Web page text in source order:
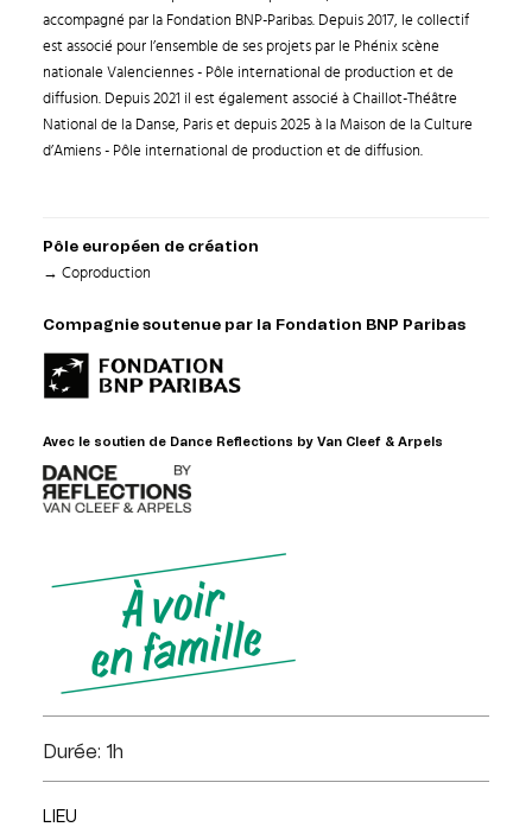
accompagné par la Fondation BNP-Paribas. Depuis 2017, le collectif
est associé pour l’ensemble de ses projets par le Phénix scène
nationale Valenciennes - Pôle international de production et de
diffusion. Depuis 2021 il est également associé à Chaillot-Théâtre
National de la Danse, Paris et depuis 2025 à la Maison de la Culture
d’Amiens - Pôle international de production et de diffusion.
Pôle européen de création
→ Coproduction
Compagnie soutenue par la Fondation BNP Paribas
Avec le soutien de Dance Reflections by Van Cleef & Arpels
Durée: 1h
LIEU